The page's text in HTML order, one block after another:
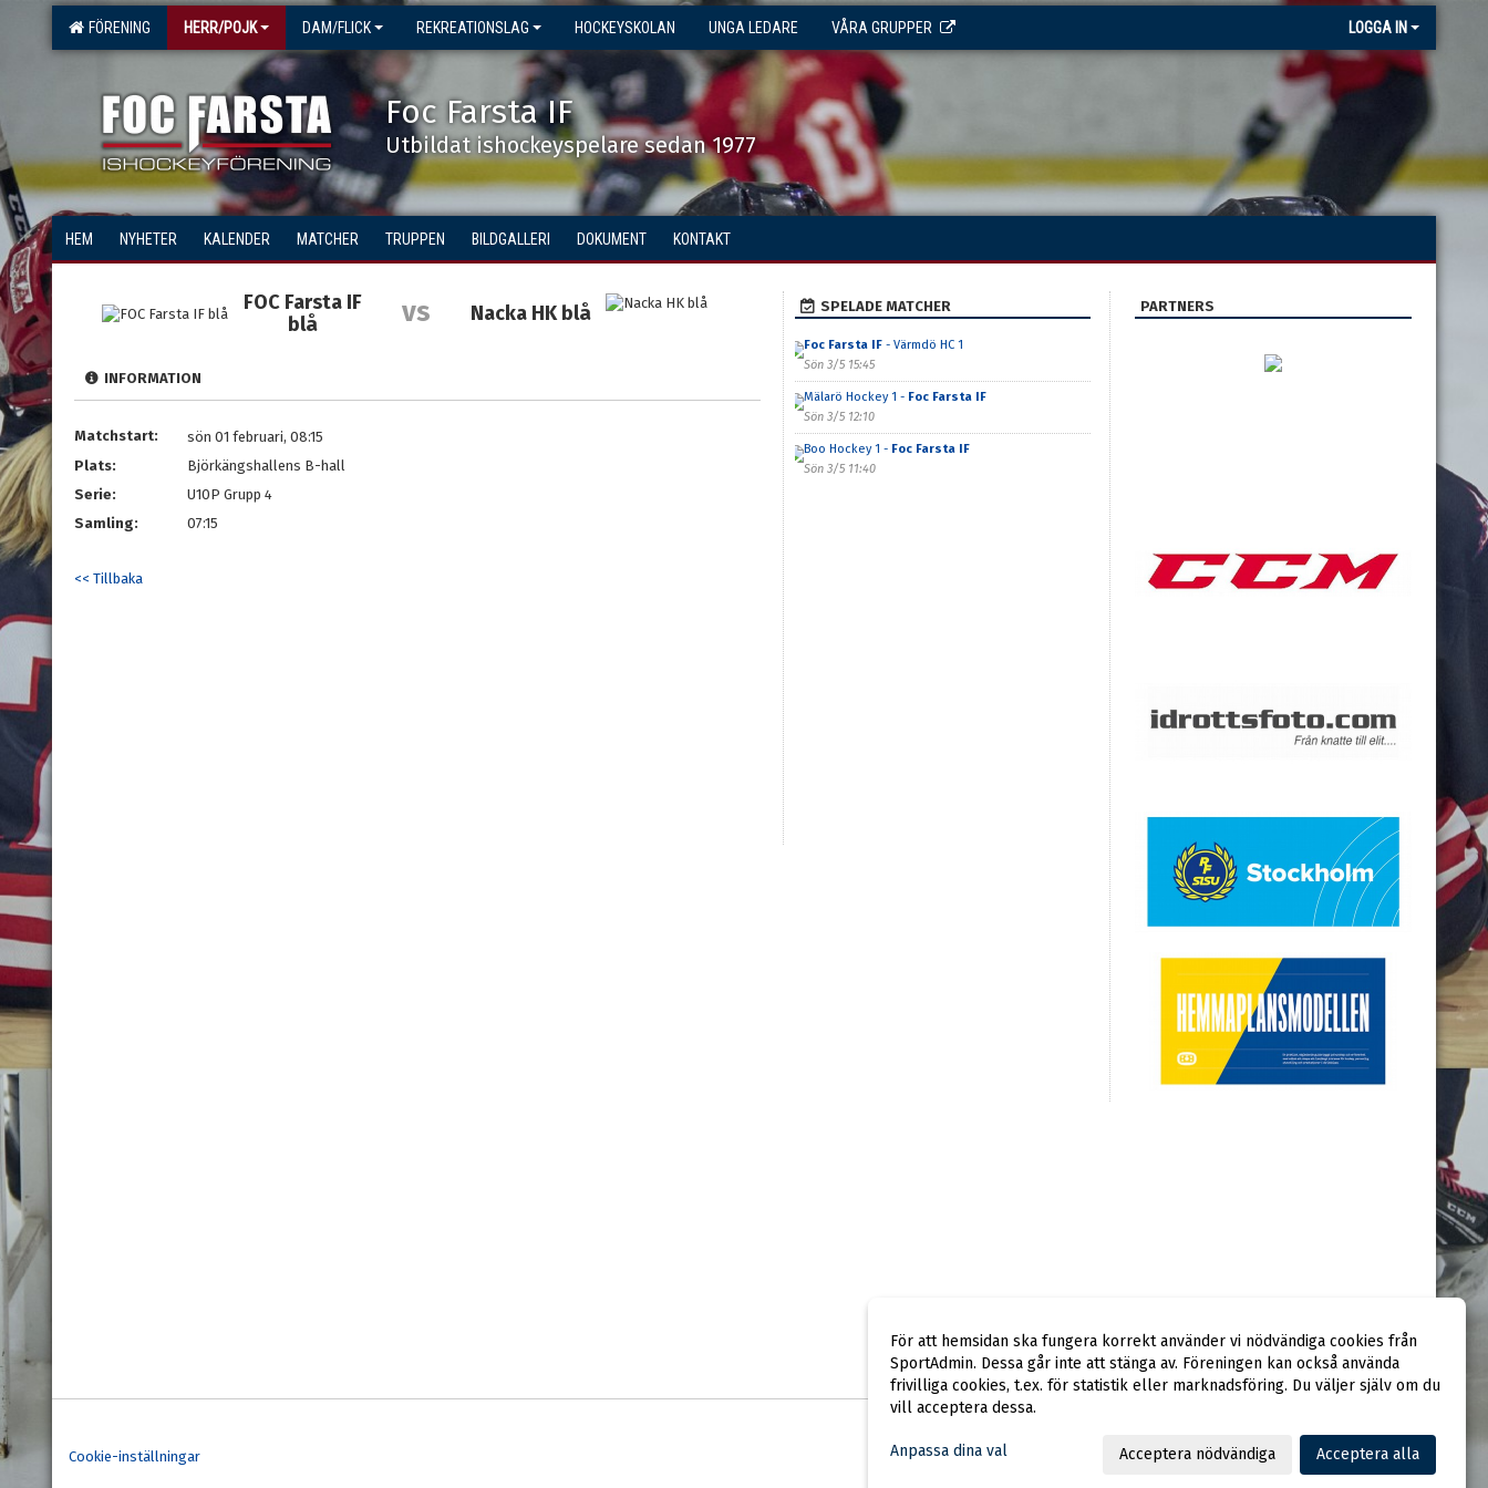
FÖRENING HERR/POJK DAM/FLICK REKREATIONSLAG HOCKEYSKOLAN UNGA LEDARE VÅRA GRUPPER LOGGA IN
Foc Farsta IF
Utbildat ishockeyspelare sedan 1977
HEM NYHETER KALENDER MATCHER TRUPPEN BILDGALLERI DOKUMENT KONTAKT
FOC Farsta IF
blå
vs Nacka HK blå
INFORMATION
Matchstart:
sön 01 februari, 08:15
Plats:
Björkängshallens B-hall
Serie:
U10P Grupp 4
Samling:
07:15
<< Tillbaka
SPELADE MATCHER
Foc Farsta IF- Värmdö HC 1
Sön 3/5 15:45
Mälarö Hockey 1 - Foc Farsta IF
Sön 3/5 12:10
Boo Hockey 1 - Foc Farsta IF
Sön 3/5 11:40
PARTNERS
Cookie-inställningar
För att hemsidan ska fungera korrekt använder vi nödvändiga cookies från
SportAdmin. Dessa går inte att stänga av. Föreningen kan också använda
frivilliga cookies, t.ex. för statistik eller marknadsföring. Du väljer själv om du
vill acceptera dessa.
Anpassa dina val Acceptera nödvändiga Acceptera alla